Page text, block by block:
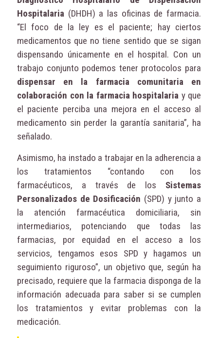
Hospitalaria (DHDH) a las oficinas de farmacia.
“El foco de la ley es el paciente; hay ciertos
medicamentos que no tiene sentido que se sigan
dispensando únicamente en el hospital. Con un
trabajo conjunto podemos tener protocolos para
dispensar en la farmacia comunitaria en
colaboración con la farmacia hospitalaria y que
el paciente perciba una mejora en el acceso al
medicamento sin perder la garantía sanitaria”, ha
señalado.
Asimismo, ha instado a trabajar en la adherencia a
los tratamientos “contando con los
farmacéuticos, a través de los Sistemas
Personalizados de Dosificación (SPD) y junto a
la atención farmacéutica domiciliaria, sin
intermediarios, potenciando que todas las
farmacias, por equidad en el acceso a los
servicios, tengamos esos SPD y hagamos un
seguimiento riguroso”, un objetivo que, según ha
precisado, requiere que la farmacia disponga de la
información adecuada para saber si se cumplen
los tratamientos y evitar problemas con la
medicación.